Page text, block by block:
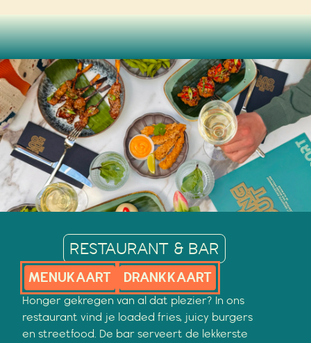
RESTAURANT & BAR
MENUKAART DRANKKAART
Honger gekregen van al dat plezier? In ons
restaurant vind je loaded fries, juicy burgers
en streetfood. De bar serveert de lekkerste